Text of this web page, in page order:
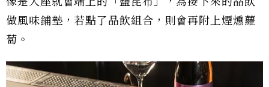
做風味鋪墊，若點了品飲組合，則會再附上煙燻蘿
蔔。